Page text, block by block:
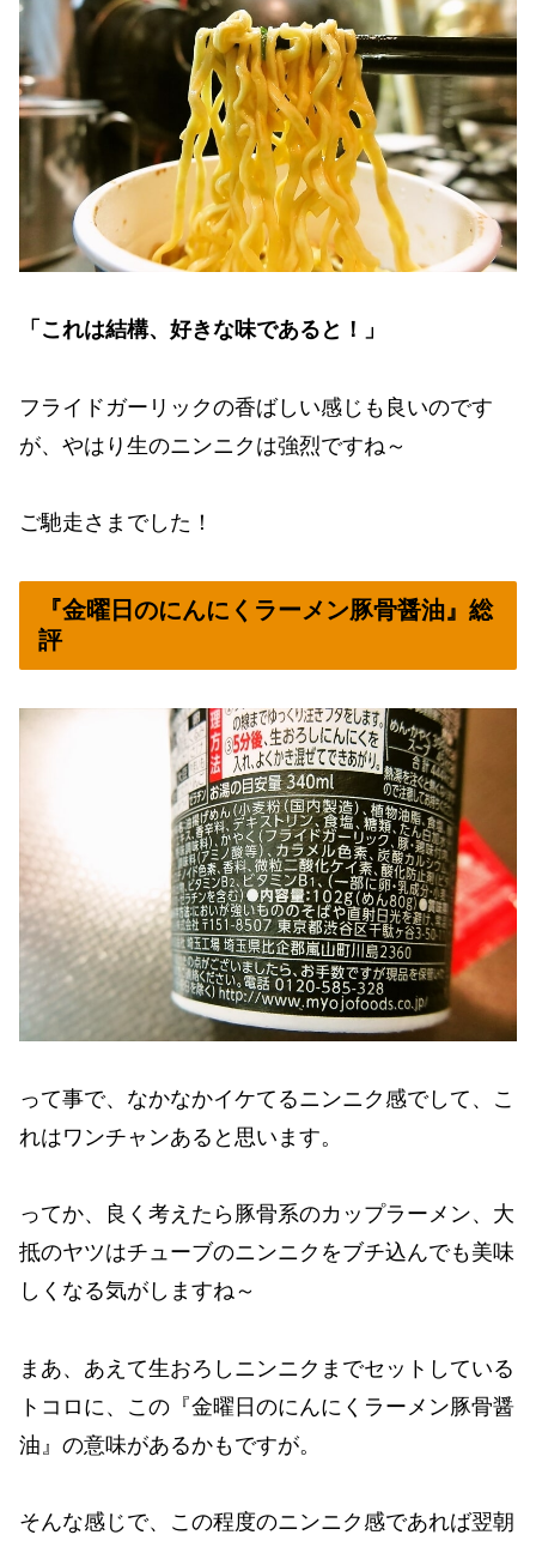
「これは結構、好きな味であると！」
フライドガーリックの香ばしい感じも良いのです
が、やはり生のニンニクは強烈ですね～
ご馳走さまでした！
『金曜日のにんにくラーメン豚骨醤油』総
評
って事で、なかなかイケてるニンニク感でして、こ
れはワンチャンあると思います。
ってか、良く考えたら豚骨系のカップラーメン、大
抵のヤツはチューブのニンニクをブチ込んでも美味
しくなる気がしますね～
まあ、あえて生おろしニンニクまでセットしている
トコロに、この『金曜日のにんにくラーメン豚骨醤
油』の意味があるかもですが。
そんな感じで、この程度のニンニク感であれば翌朝